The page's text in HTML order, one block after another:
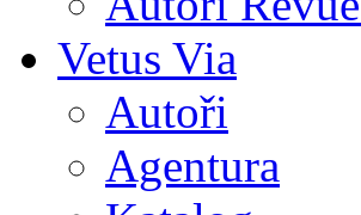
Vetus Via
Autoři
Agentura